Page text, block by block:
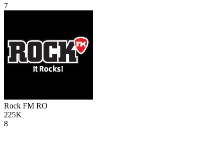
7
Rock FM RO
225K
8